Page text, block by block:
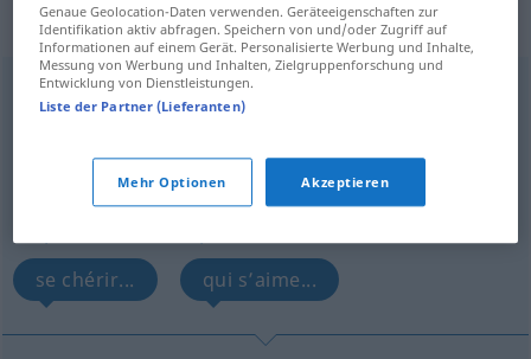
„lieben“: reflexives Verb
liebenv/r
(Für mehr Details die Übersetzung anklicken/antippen)
s’aimer... faire l’amour...
se chérir... qui s’aime...
Genaue Geolocation-Daten verwenden. Geräteeigenschaften zur
Identifikation aktiv abfragen. Speichern von und/oder Zugriff auf
Informationen auf einem Gerät. Personalisierte Werbung und Inhalte,
Messung von Werbung und Inhalten, Zielgruppenforschung und
Entwicklung von Dienstleistungen.
Liste der Partner (Lieferanten)
Mehr Optionen Akzeptieren